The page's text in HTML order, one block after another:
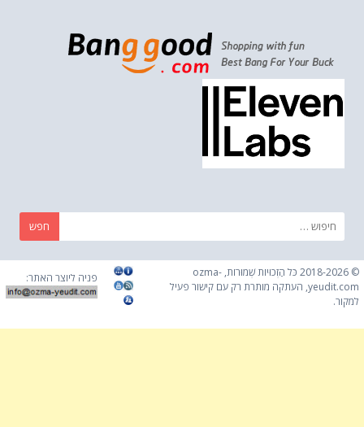
חפש:
© 2018-2026 כֹּל הַזְכוּיוֹת שְׁמוּרוֹת, ozma-
yeudit.com, העתקה מותרת רק עם קישור פעיל
למקור.
פניה ליוצר האתר: